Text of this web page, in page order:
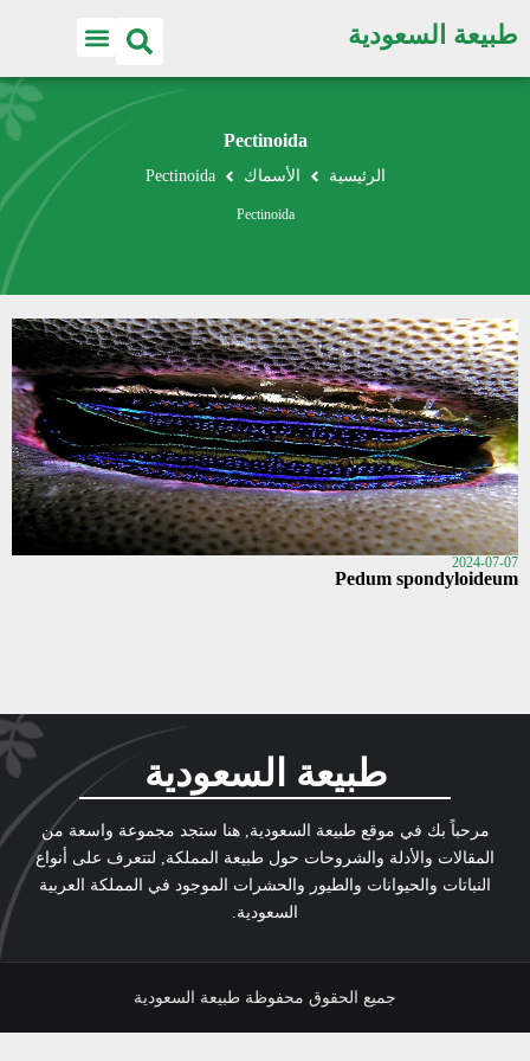
طبيعة السعودية
Pectinoida
الرئيسية الأسماك Pectinoida
Pectinoida
2024-07-07
Pedum spondyloideum
طبيعة السعودية
مرحباً بك في موقع طبيعة السعودية, هنا ستجد مجموعة واسعة من
المقالات والأدلة والشروحات حول طبيعة المملكة, لتتعرف على أنواع
النباتات والحيوانات والطيور والحشرات الموجود في المملكة العربية
السعودية.
جميع الحقوق محفوظة طبيعة السعودية